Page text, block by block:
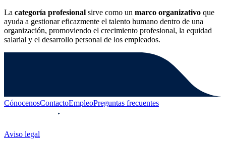
La categoría profesional sirve como un marco organizativo que
ayuda a gestionar eficazmente el talento humano dentro de una
organización, promoviendo el crecimiento profesional, la equidad
salarial y el desarrollo personal de los empleados.
CónocenosContactoEmpleoPreguntas frecuentes
Aviso legal